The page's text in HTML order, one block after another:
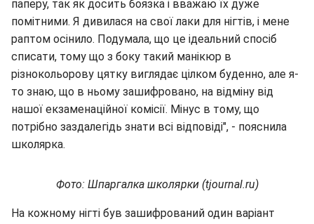
паперу, так як досить боязка і вважаю їх дуже
помітними. Я дивилася на свої лаки для нігтів, і мене
раптом осінило. Подумала, що це ідеальний спосіб
списати, тому що з боку такий манікюр в
різнокольорову цятку виглядає цілком буденно, але я-
то знаю, що в ньому зашифровано, на відміну від
нашої екзаменаційної комісії. Мінус в тому, що
потрібно заздалегідь знати всі відповіді", - пояснила
школярка.
Фото: Шпаргалка школярки (tjournal.ru)
На кожному нігті був зашифрований один варіант